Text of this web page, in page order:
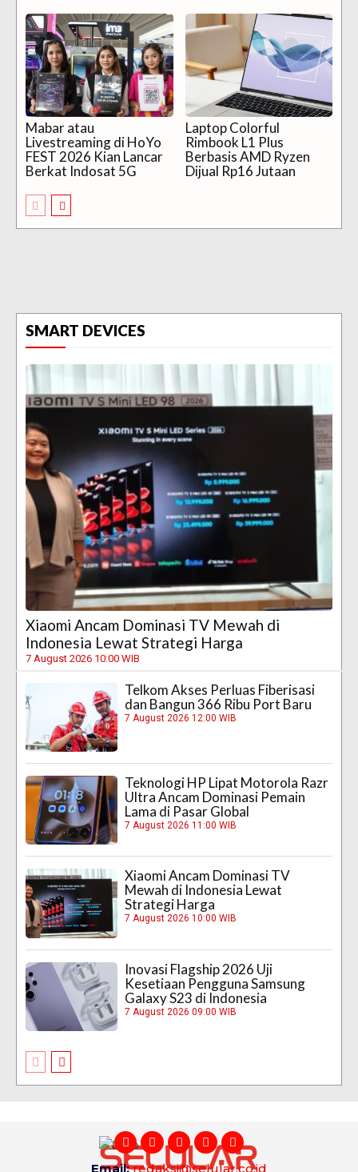
Mabar atau
Livestreaming di HoYo
FEST 2026 Kian Lancar
Berkat Indosat 5G
Laptop Colorful
Rimbook L1 Plus
Berbasis AMD Ryzen
Dijual Rp16 Jutaan
SMART DEVICES
Xiaomi Ancam Dominasi TV Mewah di
Indonesia Lewat Strategi Harga
7 August 2026 10:00 WIB
Telkom Akses Perluas Fiberisasi
dan Bangun 366 Ribu Port Baru
7 August 2026 12:00 WIB
Teknologi HP Lipat Motorola Razr
Ultra Ancam Dominasi Pemain
Lama di Pasar Global
7 August 2026 11:00 WIB
Xiaomi Ancam Dominasi TV
Mewah di Indonesia Lewat
Strategi Harga
7 August 2026 10:00 WIB
Inovasi Flagship 2026 Uji
Kesetiaan Pengguna Samsung
Galaxy S23 di Indonesia
7 August 2026 09:00 WIB
Email:redaksi@selular.co.id